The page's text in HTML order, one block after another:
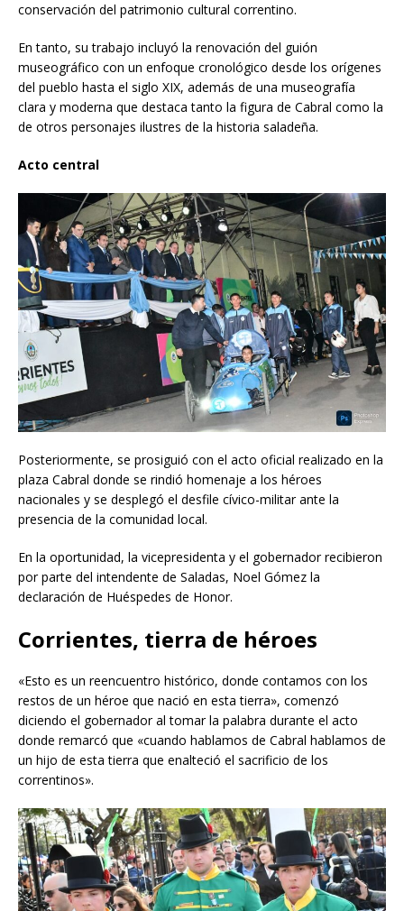
conservación del patrimonio cultural correntino.
En tanto, su trabajo incluyó la renovación del guión
museográfico con un enfoque cronológico desde los orígenes
del pueblo hasta el siglo XIX, además de una museografía
clara y moderna que destaca tanto la figura de Cabral como la
de otros personajes ilustres de la historia saladeña.
Acto central
Posteriormente, se prosiguió con el acto oficial realizado en la
plaza Cabral donde se rindió homenaje a los héroes
nacionales y se desplegó el desfile cívico-militar ante la
presencia de la comunidad local.
En la oportunidad, la vicepresidenta y el gobernador recibieron
por parte del intendente de Saladas, Noel Gómez la
declaración de Huéspedes de Honor.
Corrientes, tierra de héroes
«Esto es un reencuentro histórico, donde contamos con los
restos de un héroe que nació en esta tierra», comenzó
diciendo el gobernador al tomar la palabra durante el acto
donde remarcó que «cuando hablamos de Cabral hablamos de
un hijo de esta tierra que enalteció el sacrificio de los
correntinos».